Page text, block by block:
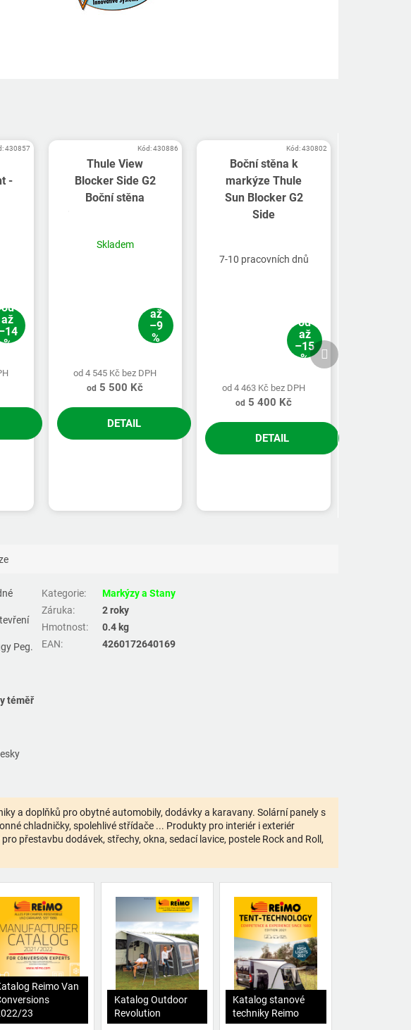
-
od
až
%
430857
Thule View
Blocker Side G2
Boční stěna
Skladem
až
–9
%
od 4 545 Kč bez DPH
od 5 500 Kč
DETAIL
Kód:430886
Boční stěna k
markýze Thule
Sun Blocker G2
Side
7-10 pracovních dnů
od
až
–15
%
od 4 463 Kč bez DPH
od 5 400 Kč
DETAIL
Kód:430802
Další
produkt
Peg.
téměř
Kategorie:
Markýzy a Stany
Záruka:
2 roky
Hmotnost:
0.4 kg
EAN: 4260172640169
a doplňků pro obytné automobily, dodávky a karavany. Solární panely s
chladničky, spolehlivé střídače ... Produkty pro interiér i exteriér
přestavbu dodávek, střechy, okna, sedací lavice, postele Rock and Roll,
Reimo Van
23
Katalog Outdoor
Revolution
Katalog stanové
techniky Reimo